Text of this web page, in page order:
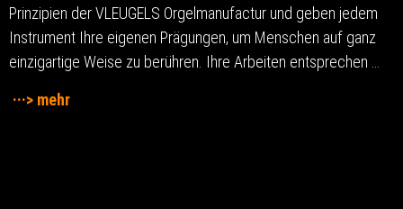
Prinzipien der VLEUGELS Orgelmanufactur und geben jedem
Instrument Ihre eigenen Prägungen, um Menschen auf ganz
einzigartige Weise zu berühren. Ihre Arbeiten entsprechen …
···> mehr